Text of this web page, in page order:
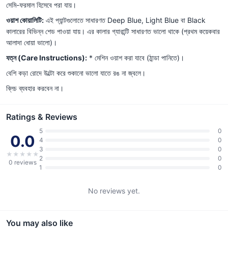
সেমি-ফরমাল হিসেবে পরা যায়।
ওয়াশ কোয়ালিটি: এই প্যান্টগুলোতে সাধারণত Deep Blue, Light Blue বা Black
কালারের বিভিন্ন শেড পাওয়া যায়। এর কালার গ্যারান্টি সাধারণত ভালো থাকে (প্রথম কয়েকবার
আলাদা ধোয়া ভালো)।
যত্ন (Care Instructions): * মেশিন ওয়াশ করা যাবে (ঠান্ডা পানিতে)।
বেশি কড়া রোদে উল্টো করে শুকানো ভালো যাতে রঙ না জ্বলে।
ব্লিচ ব্যবহার করবেন না।
Ratings & Reviews
0.0
★ ★ ★ ★ ★
0 reviews
5
0
4
0
3
0
2
0
1
0
No reviews yet.
You may also like